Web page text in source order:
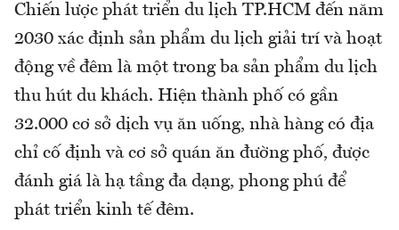
Chiến lược phát triển du lịch TP.HCM đến năm
2030 xác định sản phẩm du lịch giải trí và hoạt
động về đêm là một trong ba sản phẩm du lịch
thu hút du khách. Hiện thành phố có gần
32.000 cơ sở dịch vụ ăn uống, nhà hàng có địa
chỉ cố định và cơ sở quán ăn đường phố, được
đánh giá là hạ tầng đa dạng, phong phú để
phát triển kinh tế đêm.